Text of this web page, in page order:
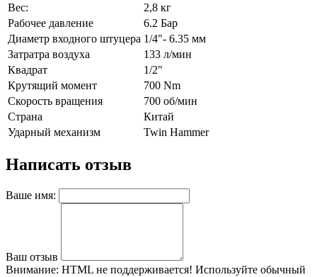
Bec:
2,8 кг
Paбoчee дaвлeниe
6.2 Бар
Диаметр входного штуцера 1/4"- 6.35 мм
Затратра воздуха
133 л/мин
Квадрат
1/2"
Крутящий момент
700 Nm
Скорость вращения
700 об/мин
Страна
Китай
Ударный механизм
Twin Hammer
Написать отзыв
Ваше имя:
Ваш отзыв
Внимание: HTML не поддерживается! Используйте обычный